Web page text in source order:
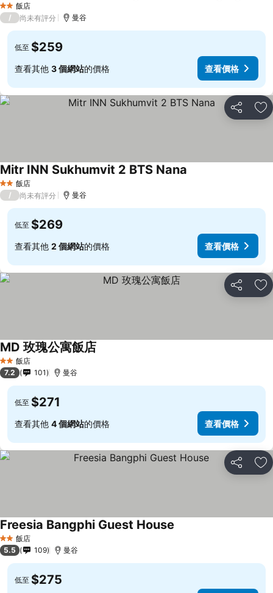
2 星級飯店
/ 尚未有評分 曼谷
低至 $259
查看其他 3 個網站的價格 查看價格
分享 加
2 星級飯店
Mitr INN Sukhumvit 2 BTS Nana
/ 尚未有評分 曼谷
低至 $269
查看其他 2 個網站的價格 查看價格
分享 加
2 星級飯店
MD 玫瑰公寓飯店
7.2 101 曼谷
低至 $271
查看其他 4 個網站的價格 查看價格
分享 加
2 星級飯店
Freesia Bangphi Guest House
5.5 109 曼谷
低至 $275